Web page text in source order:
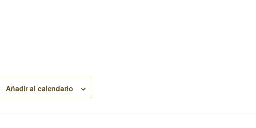
Añadir al calendario